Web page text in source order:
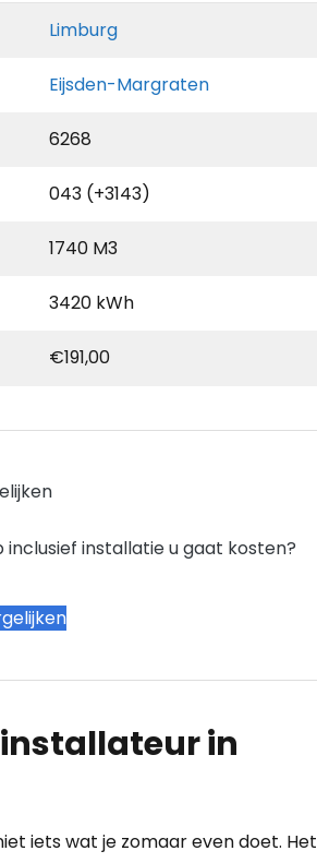
Limburg
Eijsden-Margraten
6268
043 (+3143)
1740 M3
3420 kWh
€191,00
installatie u gaat kosten?
in
iets wat je zomaar even doet. Het